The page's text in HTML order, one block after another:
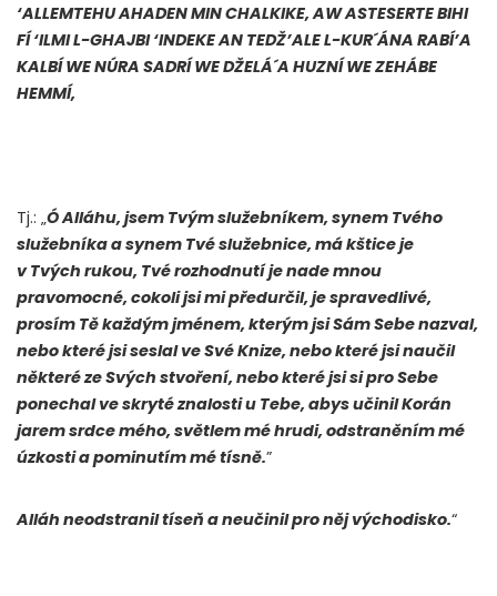
‘ALLEMTEHU AHADEN MIN CHALKIKE, AW ASTESERTE BIHI
FÍ ‘ILMI L-GHAJBI ‘INDEKE AN TEDŽ’ALE L-KUR´ÁNA RABÍ’A
KALBÍ WE NÚRA SADRÍ WE DŽELÁ´A HUZNÍ WE ZEHÁBE
HEMMÍ,
Tj.: „Ó Alláhu, jsem Tvým služebníkem, synem Tvého
služebníka a synem Tvé služebnice, má kštice je
v Tvých rukou, Tvé rozhodnutí je nade mnou
pravomocné, cokoli jsi mi předurčil, je spravedlivé,
prosím Tě každým jménem, kterým jsi Sám Sebe nazval,
nebo které jsi seslal ve Své Knize, nebo které jsi naučil
některé ze Svých stvoření, nebo které jsi si pro Sebe
ponechal ve skryté znalosti u Tebe, abys učinil Korán
jarem srdce mého, světlem mé hrudi, odstraněním mé
úzkosti a pominutím mé tísně.”
Alláh neodstranil tíseň a neučinil pro něj východisko.“